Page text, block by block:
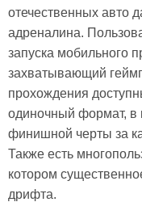
отечественных авто
адреналина.
запуска мобильного
захватывающий
прохождения
одиночный формат, в
финишной черты за
Также есть
котором
дрифта.